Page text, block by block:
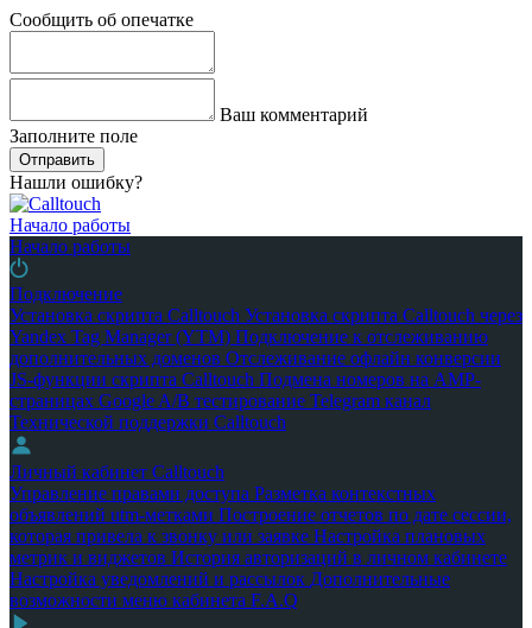
Сообщить об опечатке
Ваш комментарий
Заполните поле
Отправить
Нашли ошибку?
Начало работы
Начало работы
Подключение
Установка скрипта Calltouch Установка скрипта Calltouch через
Yandex Tag Manager (YTM) Подключение к отслеживанию
дополнительных доменов Отслеживание офлайн конверсии
JS-функции скрипта Calltouch Подмена номеров на AMP-
страницах Google A/B тестирование Telegram канал
Технической поддержки Calltouch
Личный кабинет Calltouch
Управление правами доступа Разметка контекстных
объявлений utm-метками Построение отчетов по дате сессии,
которая привела к звонку или заявке Настройка плановых
метрик и виджетов История авторизаций в личном кабинете
Настройка уведомлений и рассылок Дополнительные
возможности меню кабинета F.A.Q